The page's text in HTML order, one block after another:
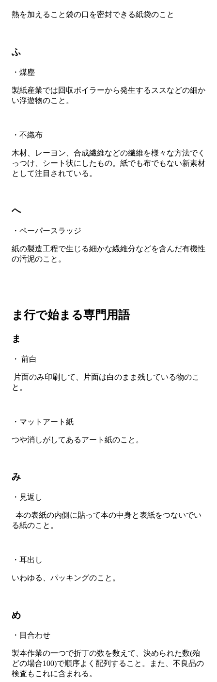
熱を加えること袋の口を密封できる紙袋のこと
ふ
・煤塵
製紙産業では回収ボイラーから発生するススなどの細か
い浮遊物のこと。
・不織布
木材、レーヨン、合成繊維などの繊維を様々な方法でく
っつけ、シート状にしたもの。紙でも布でもない新素材
として注目されている。
へ
・ペーパースラッジ
紙の製造工程で生じる細かな繊維分などを含んだ有機性
の汚泥のこと。
ま行で始まる専門用語
ま
・ 前白
片面のみ印刷して、片面は白のまま残している物のこ
と。
・マットアート紙
つや消しがしてあるアート紙のこと。
み
・見返し
本の表紙の内側に貼って本の中身と表紙をつないでい
る紙のこと。
・耳出し
いわゆる、パッキングのこと。
め
・目合わせ
製本作業の一つで折丁の数を数えて、決められた数(殆
どの場合100)で順序よく配列すること。また、不良品の
検査もこれに含まれる。